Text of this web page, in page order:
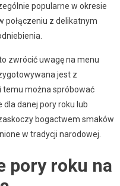
popularne w okresie
połączeniu z delikatnym
zwrócić uwagę na menu
jest z
temu można spróbować
dla danej pory roku lub
bogactwem smaków
w tradycji narodowej.
pory roku na